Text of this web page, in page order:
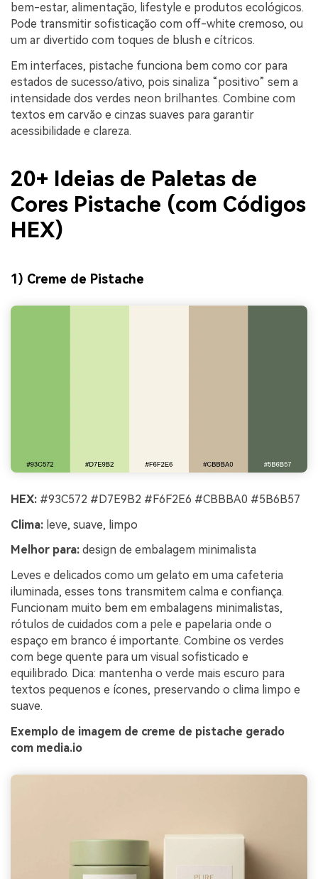
bem-estar, alimentação, lifestyle e produtos ecológicos.
Pode transmitir sofisticação com off-white cremoso, ou
um ar divertido com toques de blush e cítricos.
Em interfaces, pistache funciona bem como cor para
estados de sucesso/ativo, pois sinaliza “positivo” sem a
intensidade dos verdes neon brilhantes. Combine com
textos em carvão e cinzas suaves para garantir
acessibilidade e clareza.
20+ Ideias de Paletas de
Cores Pistache (com Códigos
HEX)
1) Creme de Pistache
HEX: #93C572 #D7E9B2 #F6F2E6 #CBBBA0 #5B6B57
Clima: leve, suave, limpo
Melhor para: design de embalagem minimalista
Leves e delicados como um gelato em uma cafeteria
iluminada, esses tons transmitem calma e confiança.
Funcionam muito bem em embalagens minimalistas,
rótulos de cuidados com a pele e papelaria onde o
espaço em branco é importante. Combine os verdes
com bege quente para um visual sofisticado e
equilibrado. Dica: mantenha o verde mais escuro para
textos pequenos e ícones, preservando o clima limpo e
suave.
Exemplo de imagem de creme de pistache gerado
com media.io